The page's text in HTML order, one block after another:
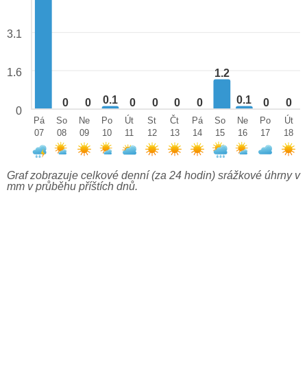
0 0 0.1 0 0 0 0
1.2
0.1 0 0
3.1
1.6
0
Pá
07
So
08
Ne
09
Po
10
Út
11
St
12
Čt
13
Pá
14
So
15
Ne
16
Po
17
Út
18
Graf zobrazuje celkové denní (za 24 hodin) srážkové úhrny v
mm v průběhu příštích dnů.